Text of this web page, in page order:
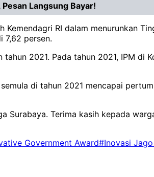
Langsung Bayar!
RI dalam menurunkan
7,62 persen.
2021. Pada tahun 2021, IPM di
di tahun 2021 mencapai
Terima kasih kepada
Government Award#Inovasi